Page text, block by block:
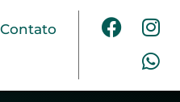
Contato